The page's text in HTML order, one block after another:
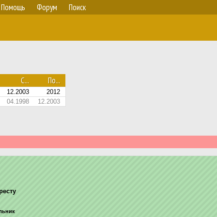
Помощь Форум Поиск
С... По...
12.2003
2012
04.1998 12.2003